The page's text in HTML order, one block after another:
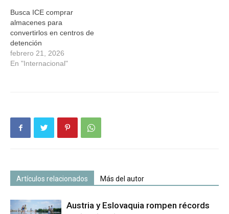
Busca ICE comprar
almacenes para
convertirlos en centros de
detención
febrero 21, 2026
En "Internacional"
Artículos relacionados Más del autor
Austria y Eslovaquia rompen récords